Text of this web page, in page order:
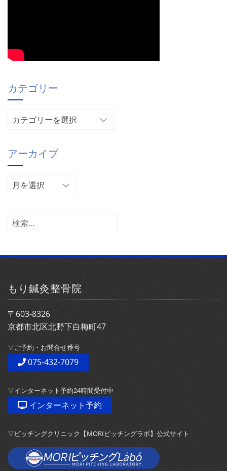
カテゴリー
リ
ー
アーカイブ
ア
イ
検
もり鍼灸整骨院
〒603-8326
京都市北区北野下白梅町47
▽ご予約・お問合せ番号
075-432-7079
▽インターネット予約24時間受付中
インターネット予約
▽ピッチングクリニック【MORIピッチングラボ】公式サイト